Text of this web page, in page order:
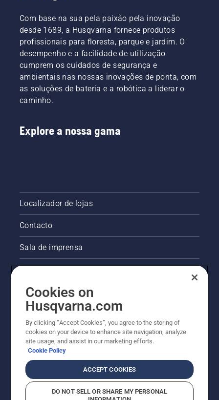
Com base na sua pela paixão pela inovação
desde 1689, a Husqvarna fornece produtos
profissionais para floresta, parque e jardim. O
desempenho e a facilidade de utilização
cumprem os cuidados de segurança e
ambientais nas nossas inovações de ponta, com
as soluções de bateria e a robótica a liderar o
caminho.
Explore a nossa gama
Localizador de lojas
Contacto
Sala de imprensa
Outros websites da Husqvarna
A abordagem da Husqvarna à sustentabilidade
Cookies on
Husqvarna.com
By clicking “Accept Cookies”, you agree to the storing of
cookies on your device to enhance site navigation, analyze
site usage, and assist in our marketing efforts.
Cookie Policy
ACCEPT COOKIES
DO NOT SELL OR SHARE MY PERSONAL